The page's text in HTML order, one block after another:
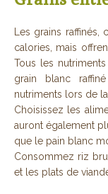
Les grains
calories, mais
Tous les
grain blanc
nutriments lors de
Choisissez les
auront également
que le pain blanc
Consommez riz
et les plats de